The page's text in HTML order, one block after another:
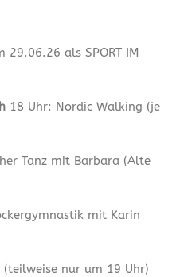
29.06.26 als SPORT IM
18 Uhr: Nordic Walking (je
Tanz mit Barbara (Alte
mit Karin
nur um 19 Uhr)